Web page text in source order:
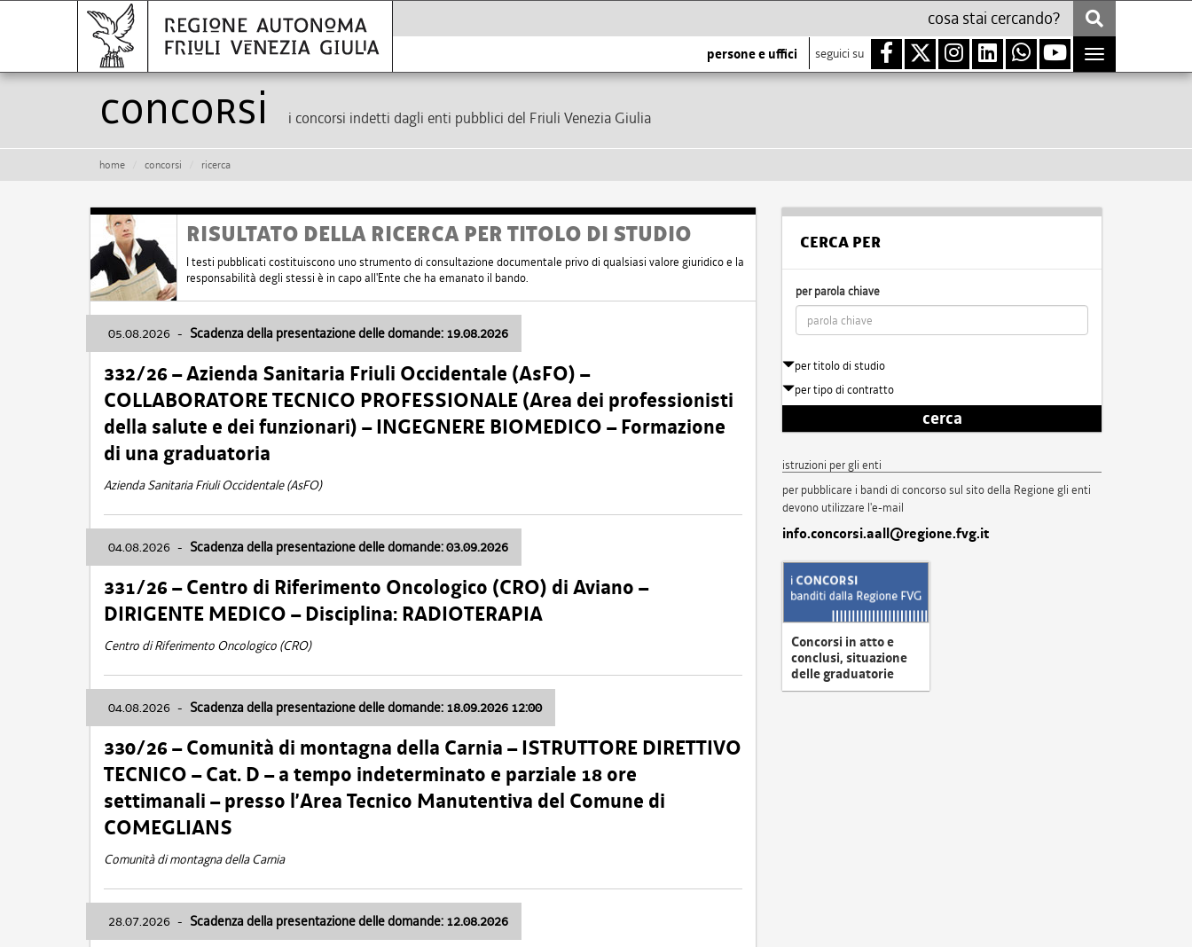
persone e uffici seguici su
Toggle
navigation
Concorsi i concorsi indetti dagli enti pubblici del Friuli Venezia Giulia
home concorsi ricerca
RISULTATO DELLA RICERCA PER TITOLO DI STUDIO
I testi pubblicati costituiscono uno strumento di consultazione documentale privo di qualsiasi valore giuridico e la
responsabilità degli stessi è in capo all'Ente che ha emanato il bando.
05.08.2026 - Scadenza della presentazione delle domande: 19.08.2026
332/26 – Azienda Sanitaria Friuli Occidentale (AsFO) –
COLLABORATORE TECNICO PROFESSIONALE (Area dei professionisti
della salute e dei funzionari) – INGEGNERE BIOMEDICO – Formazione
di una graduatoria
Azienda Sanitaria Friuli Occidentale (AsFO)
04.08.2026 - Scadenza della presentazione delle domande: 03.09.2026
331/26 – Centro di Riferimento Oncologico (CRO) di Aviano –
DIRIGENTE MEDICO – Disciplina: RADIOTERAPIA
Centro di Riferimento Oncologico (CRO)
04.08.2026 - Scadenza della presentazione delle domande: 18.09.2026 12:00
330/26 – Comunità di montagna della Carnia – ISTRUTTORE DIRETTIVO
TECNICO – Cat. D – a tempo indeterminato e parziale 18 ore
settimanali – presso l’Area Tecnico Manutentiva del Comune di
COMEGLIANS
Comunità di montagna della Carnia
28.07.2026 - Scadenza della presentazione delle domande: 12.08.2026
CERCA PER
per parola chiave
per titolo di studio
per tipo di contratto
cerca
istruzioni per gli enti
per pubblicare i bandi di concorso sul sito della Regione gli enti
devono utilizzare l'e-mail
info.concorsi.aall@regione.fvg.it
Concorsi in atto e
conclusi, situazione
delle graduatorie